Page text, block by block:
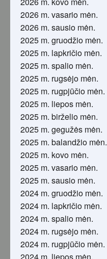
2026 m. vasario mėn.
2026 m. sausio mėn.
2025 m. gruodžio mėn.
2025 m. lapkričio mėn.
2025 m. spalio mėn.
2025 m. rugsėjo mėn.
2025 m. rugpjūčio mėn.
2025 m. liepos mėn.
2025 m. birželio mėn.
2025 m. gegužės mėn.
2025 m. balandžio mėn.
2025 m. kovo mėn.
2025 m. vasario mėn.
2025 m. sausio mėn.
2024 m. gruodžio mėn.
2024 m. lapkričio mėn.
2024 m. spalio mėn.
2024 m. rugsėjo mėn.
2024 m. rugpjūčio mėn.